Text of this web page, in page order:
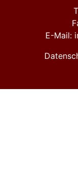
E-Mail: